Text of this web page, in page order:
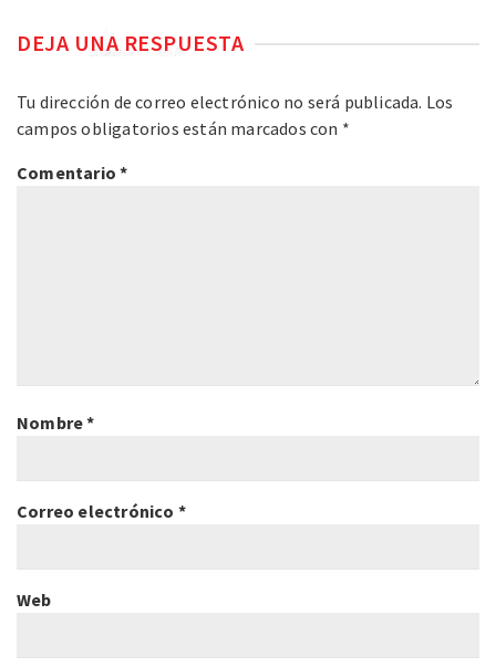
DEJA UNA RESPUESTA
Tu dirección de correo electrónico no será publicada. Los
campos obligatorios están marcados con *
Comentario*
Nombre*
Correo electrónico *
Web